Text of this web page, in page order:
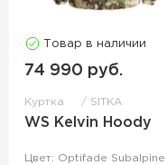
Товар в наличии
74 990 руб.
Куртка SITKA
WS Kelvin Hoody
Цвет: Optifade Subalpine